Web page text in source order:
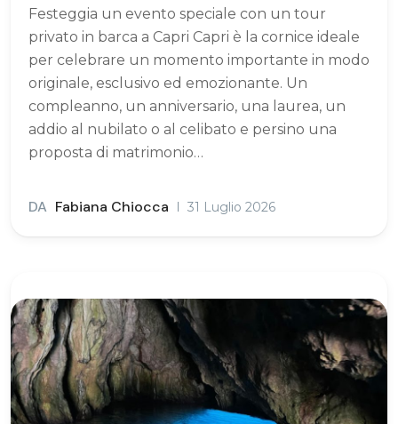
Festeggia un evento speciale con un tour
privato in barca a Capri Capri è la cornice ideale
per celebrare un momento importante in modo
originale, esclusivo ed emozionante. Un
compleanno, un anniversario, una laurea, un
addio al nubilato o al celibato e persino una
proposta di matrimonio…
DA Fabiana Chiocca 31 Luglio 2026